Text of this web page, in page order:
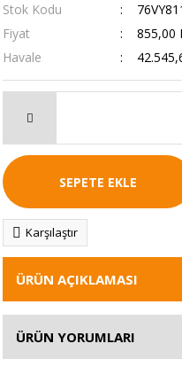
Stok Kodu
Fiyat
855,00
Havale
SEPETE EKLE
Karşılaştır
ÜRÜN AÇIKLAMASI
ÜRÜN YORUMLARI